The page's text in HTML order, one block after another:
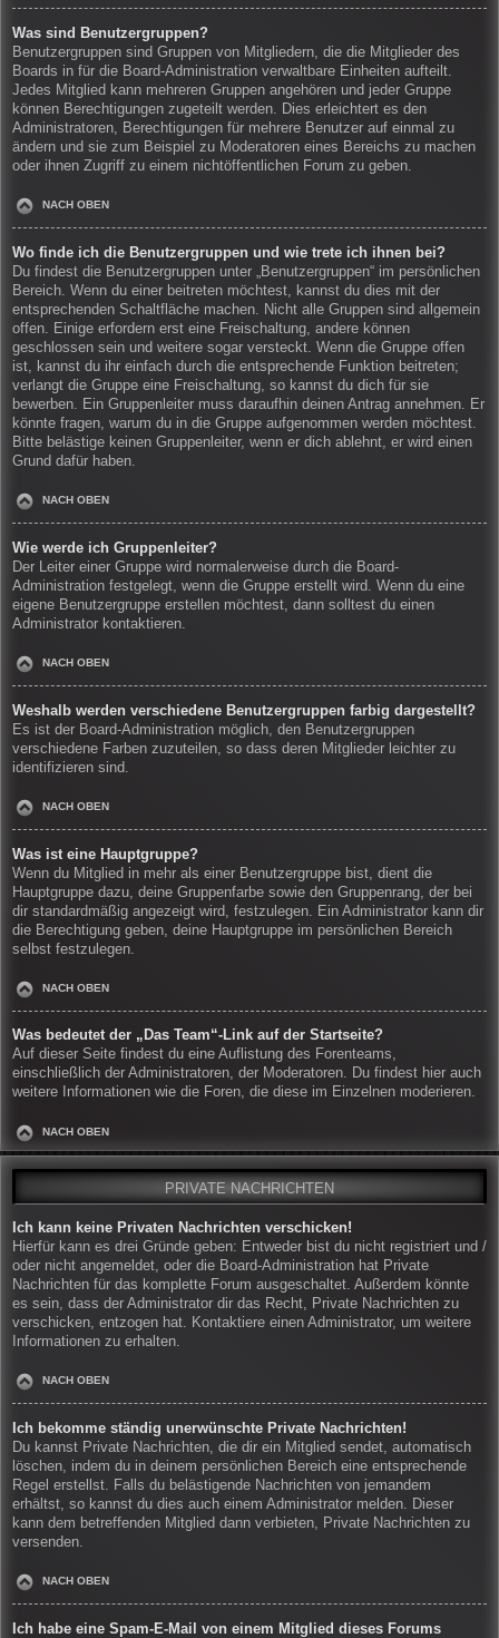
Was sind Benutzergruppen?
Benutzergruppen sind Gruppen von Mitgliedern, die die Mitglieder des
Boards in für die Board-Administration verwaltbare Einheiten aufteilt.
Jedes Mitglied kann mehreren Gruppen angehören und jeder Gruppe
können Berechtigungen zugeteilt werden. Dies erleichtert es den
Administratoren, Berechtigungen für mehrere Benutzer auf einmal zu
ändern und sie zum Beispiel zu Moderatoren eines Bereichs zu machen
oder ihnen Zugriff zu einem nichtöffentlichen Forum zu geben.
NACH OBEN
Wo finde ich die Benutzergruppen und wie trete ich ihnen bei?
Du findest die Benutzergruppen unter „Benutzergruppen“ im persönlichen
Bereich. Wenn du einer beitreten möchtest, kannst du dies mit der
entsprechenden Schaltfläche machen. Nicht alle Gruppen sind allgemein
offen. Einige erfordern erst eine Freischaltung, andere können
geschlossen sein und weitere sogar versteckt. Wenn die Gruppe offen
ist, kannst du ihr einfach durch die entsprechende Funktion beitreten;
verlangt die Gruppe eine Freischaltung, so kannst du dich für sie
bewerben. Ein Gruppenleiter muss daraufhin deinen Antrag annehmen. Er
könnte fragen, warum du in die Gruppe aufgenommen werden möchtest.
Bitte belästige keinen Gruppenleiter, wenn er dich ablehnt, er wird einen
Grund dafür haben.
NACH OBEN
Wie werde ich Gruppenleiter?
Der Leiter einer Gruppe wird normalerweise durch die Board-
Administration festgelegt, wenn die Gruppe erstellt wird. Wenn du eine
eigene Benutzergruppe erstellen möchtest, dann solltest du einen
Administrator kontaktieren.
NACH OBEN
Weshalb werden verschiedene Benutzergruppen farbig dargestellt?
Es ist der Board-Administration möglich, den Benutzergruppen
verschiedene Farben zuzuteilen, so dass deren Mitglieder leichter zu
identifizieren sind.
NACH OBEN
Was ist eine Hauptgruppe?
Wenn du Mitglied in mehr als einer Benutzergruppe bist, dient die
Hauptgruppe dazu, deine Gruppenfarbe sowie den Gruppenrang, der bei
dir standardmäßig angezeigt wird, festzulegen. Ein Administrator kann dir
die Berechtigung geben, deine Hauptgruppe im persönlichen Bereich
selbst festzulegen.
NACH OBEN
Was bedeutet der „Das Team“-Link auf der Startseite?
Auf dieser Seite findest du eine Auflistung des Forenteams,
einschließlich der Administratoren, der Moderatoren. Du findest hier auch
weitere Informationen wie die Foren, die diese im Einzelnen moderieren.
NACH OBEN
PRIVATE NACHRICHTEN
Ich kann keine Privaten Nachrichten verschicken!
Hierfür kann es drei Gründe geben: Entweder bist du nicht registriert und /
oder nicht angemeldet, oder die Board-Administration hat Private
Nachrichten für das komplette Forum ausgeschaltet. Außerdem könnte
es sein, dass der Administrator dir das Recht, Private Nachrichten zu
verschicken, entzogen hat. Kontaktiere einen Administrator, um weitere
Informationen zu erhalten.
NACH OBEN
Ich bekomme ständig unerwünschte Private Nachrichten!
Du kannst Private Nachrichten, die dir ein Mitglied sendet, automatisch
löschen, indem du in deinem persönlichen Bereich eine entsprechende
Regel erstellst. Falls du belästigende Nachrichten von jemandem
erhältst, so kannst du dies auch einem Administrator melden. Dieser
kann dem betreffenden Mitglied dann verbieten, Private Nachrichten zu
versenden.
NACH OBEN
Ich habe eine Spam-E-Mail von einem Mitglied dieses Forums